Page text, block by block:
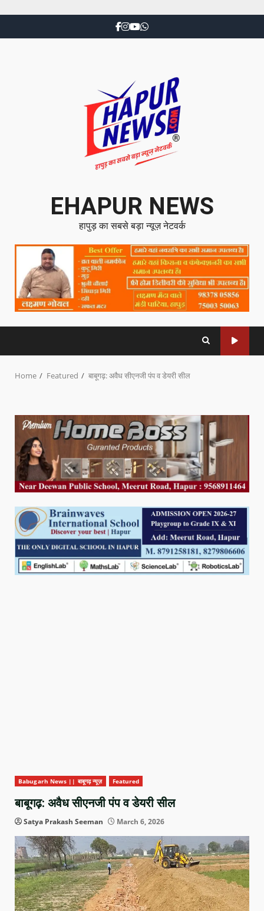
EHAPUR NEWS
हापुड़ का सबसे बड़ा न्यूज़ नेटवर्क
Home Featured बाबूगढ़: अवैध सीएनजी पंप व डेयरी सील
Babugarh News || बाबूगढ़ न्यूज़ Featured
बाबूगढ़: अवैध सीएनजी पंप व डेयरी सील
Satya Prakash Seeman March 6, 2026